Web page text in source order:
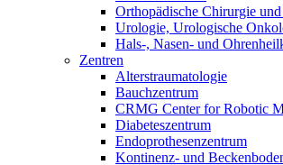
Orthopädische Chirurgie
Urologie, Urologische
Hals-, Nasen- und
Zentren
Alterstraumatologie
Bauchzentrum
CRMG Center for Robotic
Diabeteszentrum
Endoprothesenzentrum
Kontinenz- und